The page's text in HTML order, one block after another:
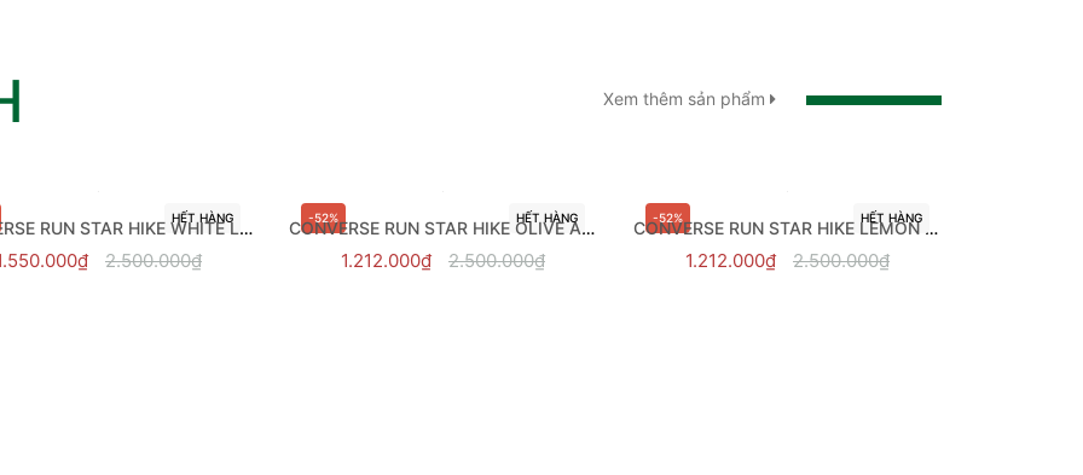
Xem thêm sản phẩm
HẾT HÀNG -52% HẾT HÀNG -52% HẾT HÀNG CONVERSE RUN STAR HIKE LEMON DROP - A02132C
1.212.000₫ 2.500.000₫